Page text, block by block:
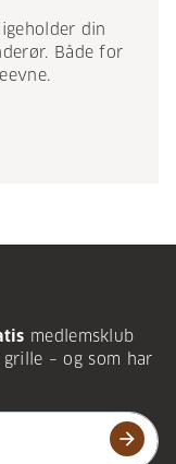
din
Både for
medlemsklub
– og som har
arrow_forward